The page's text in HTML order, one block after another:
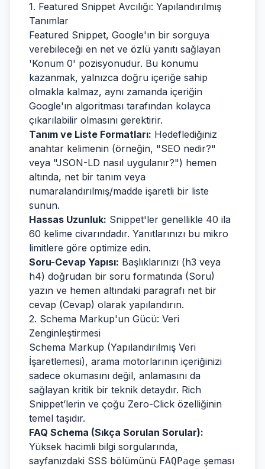
1. Featured Snippet Avcılığı: Yapılandırılmış
Tanımlar
Featured Snippet, Google'ın bir sorguya
verebileceği en net ve özlü yanıtı sağlayan
'Konum 0' pozisyonudur. Bu konumu
kazanmak, yalnızca doğru içeriğe sahip
olmakla kalmaz, aynı zamanda içeriğin
Google'ın algoritması tarafından kolayca
çıkarılabilir olmasını gerektirir.
Tanım ve Liste Formatları: Hedeflediğiniz
anahtar kelimenin (örneğin, "SEO nedir?"
veya "JSON-LD nasıl uygulanır?") hemen
altında, net bir tanım veya
numaralandırılmış/madde işaretli bir liste
sunun.
Hassas Uzunluk: Snippet'ler genellikle 40 ila
60 kelime civarındadır. Yanıtlarınızı bu mikro
limitlere göre optimize edin.
Soru-Cevap Yapısı: Başlıklarınızı (h3 veya
h4) doğrudan bir soru formatında (Soru)
yazın ve hemen altındaki paragrafı net bir
cevap (Cevap) olarak yapılandırın.
2. Schema Markup'un Gücü: Veri
Zenginleştirmesi
Schema Markup (Yapılandırılmış Veri
İşaretlemesi), arama motorlarının içeriğinizi
sadece okumasını değil, anlamasını da
sağlayan kritik bir teknik detaydır. Rich
Snippet’lerin ve çoğu Zero-Click özelliğinin
temel taşıdır.
FAQ Schema (Sıkça Sorulan Sorular):
Yüksek hacimli bilgi sorgularında,
sayfanızdaki SSS bölümünü FAQPage şeması